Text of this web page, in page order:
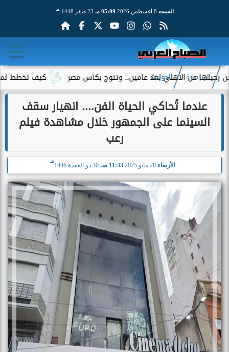
السبت 05:09 مـ 23 صفر 1448 هـ
كيف تخطط عن الأهلي بعد عامين.. وتتوج بكأس مصر
الرئيسية الحوادث
عندما تُحاكي الحياة الفن.... انهيار سقف
السينما على الجمهور خلال مشاهدة فيلم
رعب
الأربعاء 28 مايو 2025 11:33 صـ 30 ذو القعدة 1446
هـ